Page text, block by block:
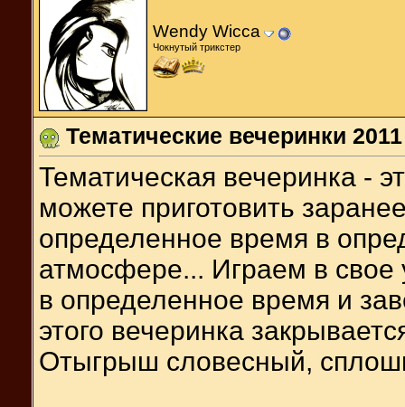
Wendy Wicca
Чокнутый трикстер
Тематические вечеринки 2011
Тематическая вечеринка -
можете приготовить
определенное время в
атмосфере... Играем в свое
в определенное время и
этого вечеринка
Отыгрыш словесный,